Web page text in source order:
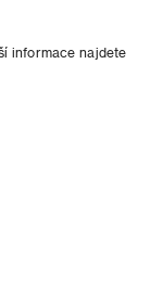
informace najdete